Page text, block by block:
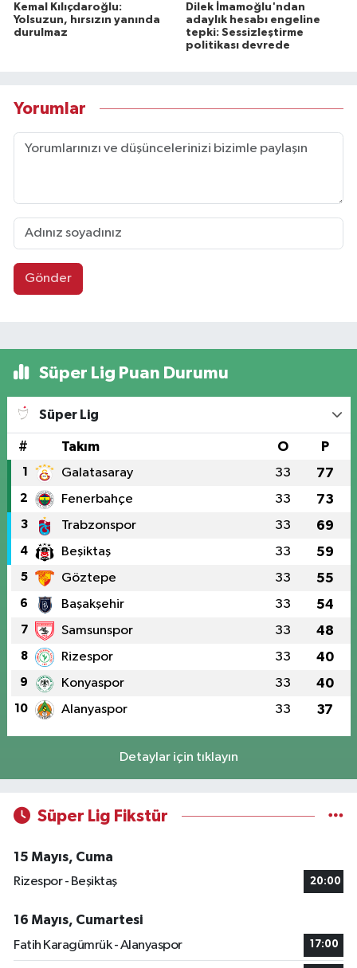
Kemal Kılıçdaroğlu:
Yolsuzun, hırsızın yanında
durulmaz
Dilek İmamoğlu'ndan
adaylık hesabı engeline
tepki: Sessizleştirme
politikası devrede
Yorumlar
Gönder
Süper Lig Puan Durumu
Süper Lig
# Takım O P
1 Galatasaray 33 77
2 Fenerbahçe 33 73
3 Trabzonspor 33 69
4 Beşiktaş 33 59
5 Göztepe 33 55
6 Başakşehir 33 54
7 Samsunspor 33 48
8 Rizespor 33 40
9 Konyaspor 33 40
10 Alanyaspor 33 37
Detaylar için tıklayın
Süper Lig Fikstür
15 Mayıs, Cuma
Rizespor - Beşiktaş
20:00
16 Mayıs, Cumartesi
Fatih Karagümrük - Alanyaspor
17:00